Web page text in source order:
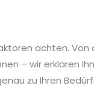
achten.
– wir erklären
zu Ihren